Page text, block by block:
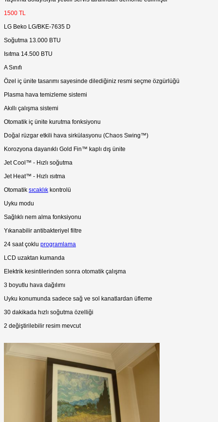
1500 TL
LG Beko LG/BKE-7635 D
Soğutma 13.000 BTU
Isıtma 14.500 BTU
A Sınıfı
Özel iç ünite tasarımı sayesinde dilediğiniz resmi seçme özgürlüğü
Plasma hava temizleme sistemi
Akıllı çalışma sistemi
Otomatik iç ünite kurutma fonksiyonu
Doğal rüzgar etkili hava sirkülasyonu (Chaos Swing™)
Korozyona dayanıklı Gold Fin™ kaplı dış ünite
Jet Cool™ - Hızlı soğutma
Jet Heat™ - Hızlı ısıtma
Otomatik sıcaklık kontrolü
Uyku modu
Sağlıklı nem alma fonksiyonu
Yıkanabilir antibakteriyel filtre
24 saat çoklu programlama
LCD uzaktan kumanda
Elektrik kesintilerinden sonra otomatik çalışma
3 boyutlu hava dağılımı
Uyku konumunda sadece sağ ve sol kanatlardan üfleme
30 dakikada hızlı soğutma özelliği
2 değiştirilebilir resim mevcut